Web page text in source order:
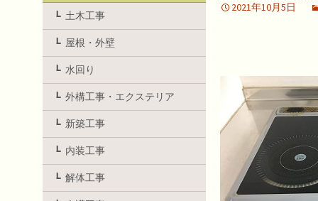
2021年10月5日
土木工事
屋根・外壁
水回り
外構工事・エクステリア
新築工事
内装工事
解体工事